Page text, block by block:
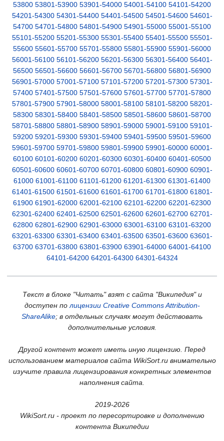
53800 53801-53900 53901-54000 54001-54100 54101-54200
54201-54300 54301-54400 54401-54500 54501-54600 54601-
54700 54701-54800 54801-54900 54901-55000 55001-55100
55101-55200 55201-55300 55301-55400 55401-55500 55501-
55600 55601-55700 55701-55800 55801-55900 55901-56000
56001-56100 56101-56200 56201-56300 56301-56400 56401-
56500 56501-56600 56601-56700 56701-56800 56801-56900
56901-57000 57001-57100 57101-57200 57201-57300 57301-
57400 57401-57500 57501-57600 57601-57700 57701-57800
57801-57900 57901-58000 58001-58100 58101-58200 58201-
58300 58301-58400 58401-58500 58501-58600 58601-58700
58701-58800 58801-58900 58901-59000 59001-59100 59101-
59200 59201-59300 59301-59400 59401-59500 59501-59600
59601-59700 59701-59800 59801-59900 59901-60000 60001-
60100 60101-60200 60201-60300 60301-60400 60401-60500
60501-60600 60601-60700 60701-60800 60801-60900 60901-
61000 61001-61100 61101-61200 61201-61300 61301-61400
61401-61500 61501-61600 61601-61700 61701-61800 61801-
61900 61901-62000 62001-62100 62101-62200 62201-62300
62301-62400 62401-62500 62501-62600 62601-62700 62701-
62800 62801-62900 62901-63000 63001-63100 63101-63200
63201-63300 63301-63400 63401-63500 63501-63600 63601-
63700 63701-63800 63801-63900 63901-64000 64001-64100
64101-64200 64201-64300 64301-64324
Текст в блоке "Читать" взят с сайта "Википедия" и
доступен по лицензии Creative Commons Attribution-
ShareAlike; в отдельных случаях могут действовать
дополнительные условия.
Другой контент может иметь иную лицензию. Перед
использованием материалов сайта WikiSort.ru внимательно
изучите правила лицензирования конкретных элементов
наполнения сайта.
2019-2026
WikiSort.ru - проект по пересортировке и дополнению
контента Википедии